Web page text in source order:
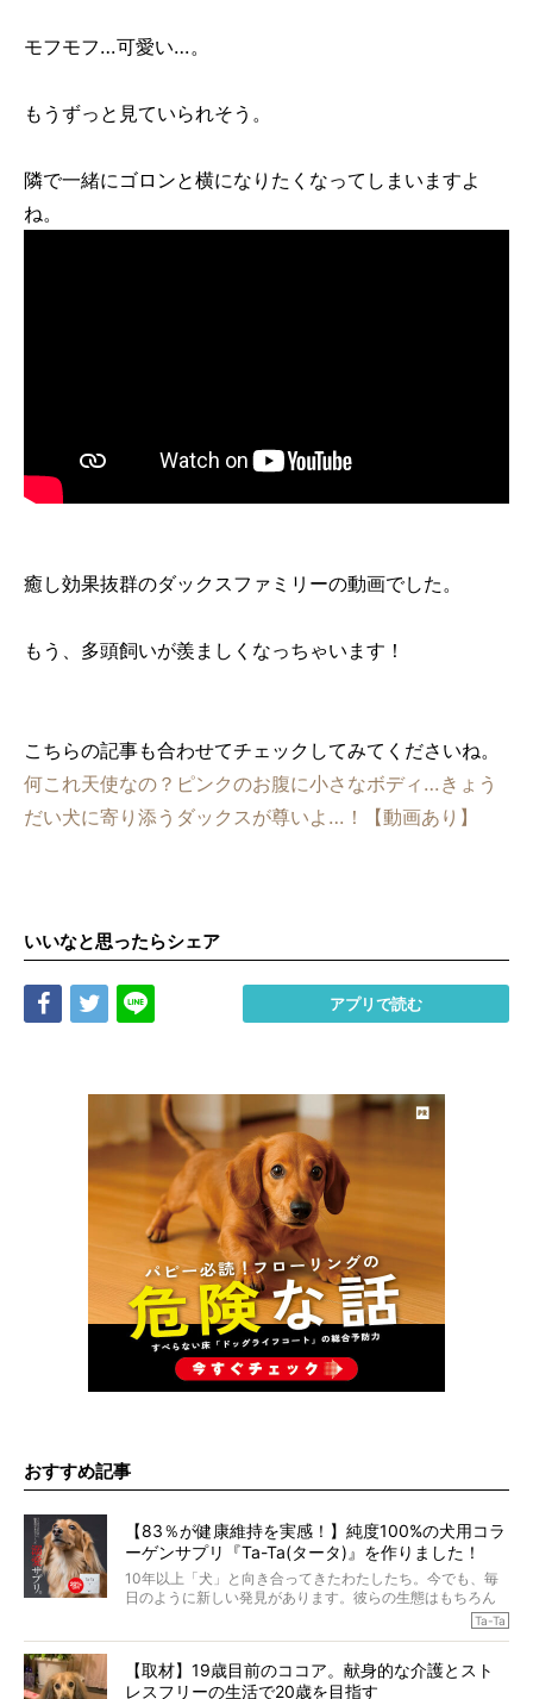
モフモフ…可愛い…。
もうずっと見ていられそう。
隣で一緒にゴロンと横になりたくなってしまいますよ
ね。
癒し効果抜群のダックスファミリーの動画でした。
もう、多頭飼いが羨ましくなっちゃいます！
こちらの記事も合わせてチェックしてみてくださいね。
何これ天使なの？ピンクのお腹に小さなボディ…きょう
だい犬に寄り添うダックスが尊いよ…！【動画あり】
いいなと思ったらシェア
Share Tweet アプリで読む
おすすめ記事
【83％が健康維持を実感！】純度100%の犬用コラ
ーゲンサプリ『Ta-Ta(タータ)』を作りました！
10年以上「犬」と向き合ってきたわたしたち。今でも、毎
日のように新しい発見があります。彼らの生態はもちろん
のこと、「食事」に関することも同じです。昔の犬は25年
代の犬の食事は“ある重要な栄養”が不足しがちになっている
というのです。
Ta-Ta
【取材】19歳目前のココア。献身的な介護とスト
レスフリーの生活で20歳を目指す